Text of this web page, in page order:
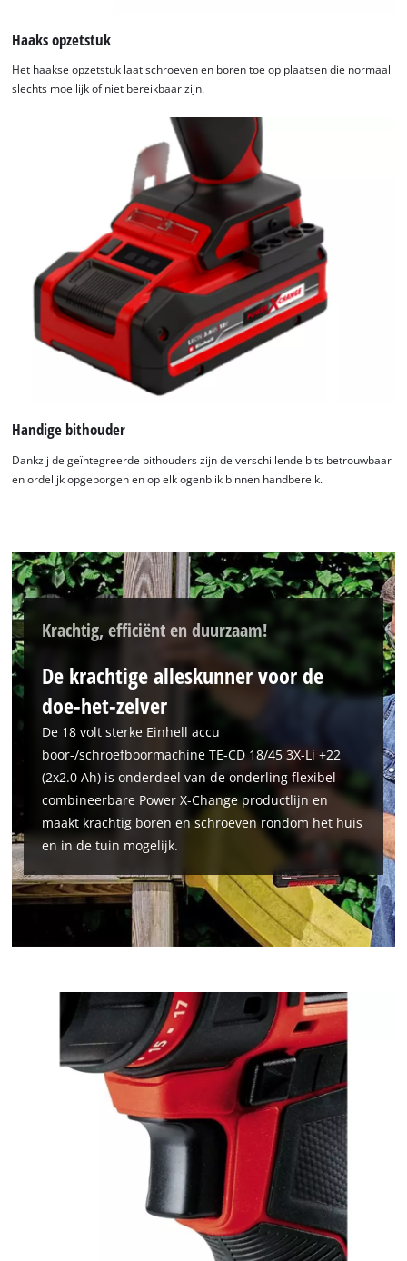
Haaks opzetstuk
Het haakse opzetstuk laat schroeven en boren toe op plaatsen die normaal
slechts moeilijk of niet bereikbaar zijn.
Handige bithouder
Dankzij de geïntegreerde bithouders zijn de verschillende bits betrouwbaar
en ordelijk opgeborgen en op elk ogenblik binnen handbereik.
Krachtig, efficiënt en duurzaam!
De krachtige alleskunner voor de
doe-het-zelver
De 18 volt sterke Einhell accu
boor-/schroefboormachine TE-CD 18/45 3X-Li +22
(2x2.0 Ah) is onderdeel van de onderling flexibel
combineerbare Power X-Change productlijn en
maakt krachtig boren en schroeven rondom het huis
en in de tuin mogelijk.